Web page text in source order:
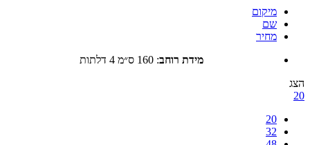
מיקום
שם
מחיר
מידת רוחב :160 ס״מ 4 דלתות